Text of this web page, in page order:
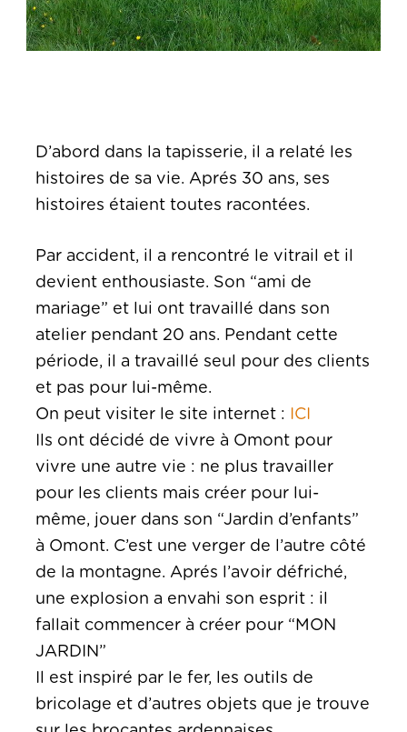
D’abord dans la tapisserie, il a relaté les
histoires de sa vie. Aprés 30 ans, ses
histoires étaient toutes racontées.
Par accident, il a rencontré le vitrail et il
devient enthousiaste. Son “ami de
mariage” et lui ont travaillé dans son
atelier pendant 20 ans. Pendant cette
période, il a travaillé seul pour des clients
et pas pour lui-même.
On peut visiter le site internet :
ICI
Ils ont décidé de vivre à Omont pour
vivre une autre vie : ne plus travailler
pour les clients mais créer pour lui-
même, jouer dans son “Jardin d’enfants”
à Omont. C’est une verger de l’autre côté
de la montagne. Aprés l’avoir défriché,
une explosion a envahi son esprit : il
fallait commencer à créer pour “MON
JARDIN”
Il est inspiré par le fer, les outils de
bricolage et d’autres objets que je trouve